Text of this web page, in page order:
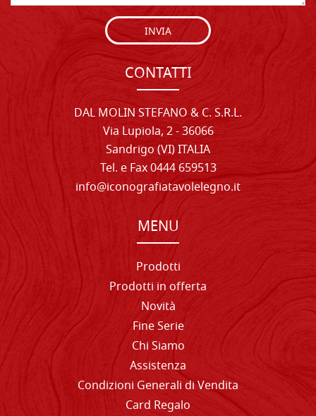
INVIA
CONTATTI
DAL MOLIN STEFANO & C. S.R.L.
Via Lupiola, 2 - 36066
Sandrigo (VI) ITALIA
Tel. e Fax 0444 659513
info@iconografiatavolelegno.it
MENU
Prodotti
Prodotti in offerta
Novità
Fine Serie
Chi Siamo
Assistenza
Condizioni Generali di Vendita
Card Regalo